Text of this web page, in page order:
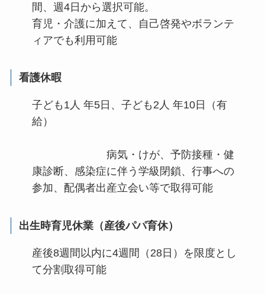
間、週4日から選択可能。
育児・介護に加えて、自己啓発やボランテ
ィアでも利用可能
看護休暇
子ども1人 年5日、子ども2人 年10日（有
給）
病気・けが、予防接種・健
康診断、感染症に伴う学級閉鎖、行事への
参加、配偶者出産立会い等で取得可能
出生時育児休業（産後パパ育休）
産後8週間以内に4週間（28日）を限度とし
て分割取得可能